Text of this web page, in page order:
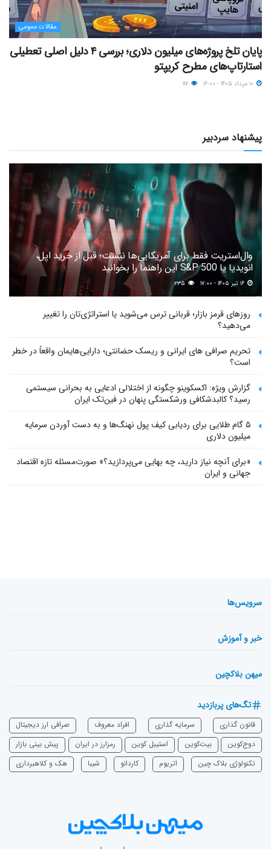
مقالات عمومی
پایان تلخ پروژه‌های میلیون دلاری؛ بررسی ۴ دلیل اصلی تعطیلی
استارتاپ‌های مطرح کریپتو
پیشنهاد سردبیر
وال‌استریت فقط برای آمریکایی‌ها نیست؛ قبل از خرید اپل،
انویدیا یا S&P 500 این راهنما را بخوانید
۲۳۵
روزهای قرمز بازار؛ قربانی ترس می‌شوید یا استراتژی‌تان را تغییر
می‌دهید؟
تحریم صرافی های ایرانی و ریسک حضانتی؛ دارایی‌هایمان واقعاً در خطر
است؟
گزارش ویژه: اکسکوینو چگونه از اختلالی ادعایی به بحرانی سیستمی
رسید؟ کالبدشکافی ورشکستگی پنهان در فین‌تک ایران
۵ گام طلایی برای ردیابی کیف پول‌ نهنگ‌ها و به دست آوردن سرمایه
میلیون دلاری
«برای آنچه نیاز دارید، چه بهایی می‌پردازید؟» صورت‌مسئله تازه اقتصاد
جهانی و ایران
سرویس‌ها
خبر و آموزش
میهن بلاکچین
تگ‌های پربازدید
قانون گذاری سرمایه‌ گذاری افراد معروف
صرافی ارز دیجیتال
دوج‌کوین
بیت‌کوین استیبل کوین رمزارز در ایران
پیش بینی بازار
تکنولوژی بلاک چین
اتریوم ‌کاردانو شیبا هک و کلاهبرداری